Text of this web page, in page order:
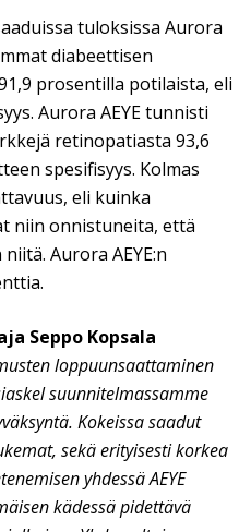
tuloksissa Aurora
diabeettisen
prosentilla potilaista, eli
Aurora AEYE tunnisti
retinopatiasta 93,6
spesifisyys. Kolmas
eli kuinka
niin onnistuneita, että
Aurora AEYE:n
Seppo Kopsala
loppuunsaattaminen
suunnitelmassamme
Kokeissa saadut
sekä erityisesti korkea
yhdessä AEYE
kädessä pidettävä